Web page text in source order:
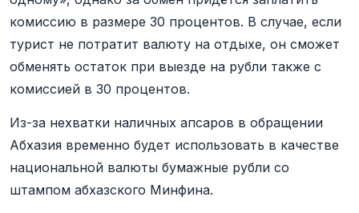
комиссию в размере 30 процентов. В случае, если
турист не потратит валюту на отдыхе, он сможет
обменять остаток при выезде на рубли также с
комиссией в 30 процентов.
Из-за нехватки наличных апсаров в обращении
Абхазия временно будет использовать в качестве
национальной валюты бумажные рубли со
штампом абхазского Минфина.